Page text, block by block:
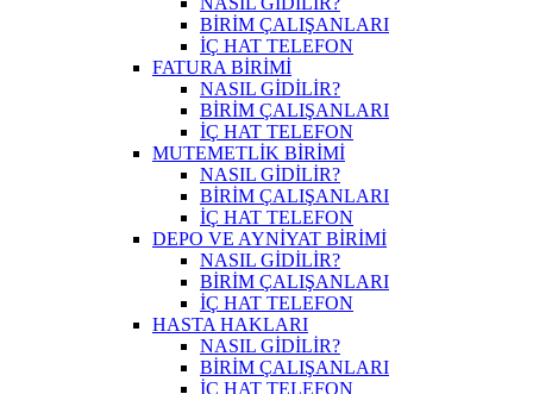
BİRİM ÇALIŞANLARI
İÇ HAT TELEFON
FATURA BİRİMİ
NASIL GİDİLİR?
BİRİM ÇALIŞANLARI
İÇ HAT TELEFON
MUTEMETLİK BİRİMİ
NASIL GİDİLİR?
BİRİM ÇALIŞANLARI
İÇ HAT TELEFON
DEPO VE AYNİYAT BİRİMİ
NASIL GİDİLİR?
BİRİM ÇALIŞANLARI
İÇ HAT TELEFON
HASTA HAKLARI
NASIL GİDİLİR?
BİRİM ÇALIŞANLARI
İÇ HAT TELEFON